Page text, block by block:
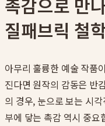
촉감으로 만
질패브릭 철
아무리 훌륭한 예술 작품
진다면 원작의 감동은 반
의 경우, 눈으로 보는 시
부에 닿는 촉감 역시 중